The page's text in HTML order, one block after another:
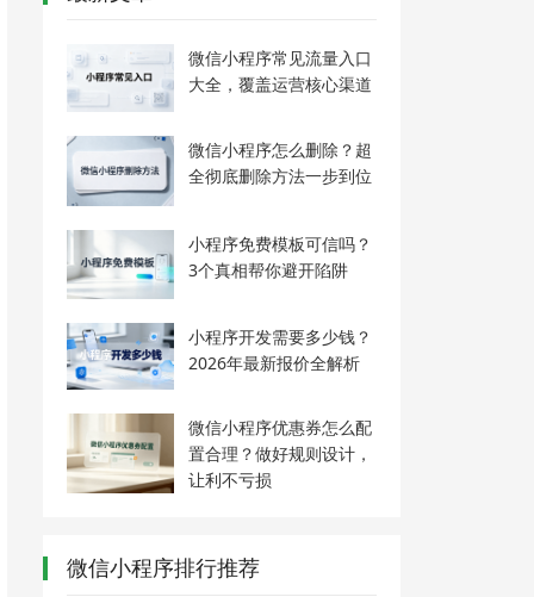
微信小程序常见流量入口
大全，覆盖运营核心渠道
微信小程序怎么删除？超
全彻底删除方法一步到位
小程序免费模板可信吗？
3个真相帮你避开陷阱
小程序开发需要多少钱？
2026年最新报价全解析
微信小程序优惠券怎么配
置合理？做好规则设计，
让利不亏损
微信小程序排行推荐